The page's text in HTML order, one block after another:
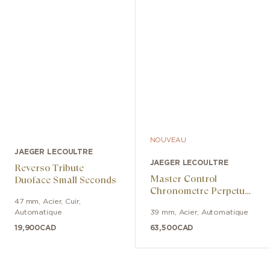
JAEGER LECOULTRE
Reverso Tribute
Duoface Small Seconds
47 mm Acier, Cuir,
Automatique
19,900CAD
NOUVEAU
JAEGER LECOULTRE
Master Control
Chronometre Perpetual
39 mm Acier, Automatique
63,500CAD